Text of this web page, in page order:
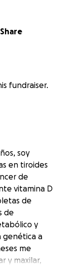
Share
fundraiser.
soy
en tiroides
de
vitamina D
de
de
y
genética a
me
y maxilar,
la perdida